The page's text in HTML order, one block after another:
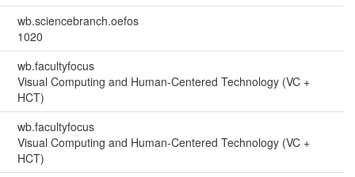
wb.sciencebranch.oefos
1020
wb.facultyfocus
Visual Computing and Human-Centered Technology (VC +
HCT)
wb.facultyfocus
Visual Computing and Human-Centered Technology (VC +
HCT)